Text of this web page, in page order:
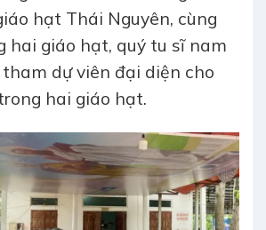
hạt Thái Nguyên, cùng
hai giáo hạt, quý tu sĩ nam
dự viên đại diện cho
hai giáo hạt.